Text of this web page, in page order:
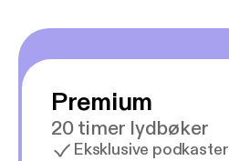
Premium
20 timer lydbøker
Eksklusive podkaster